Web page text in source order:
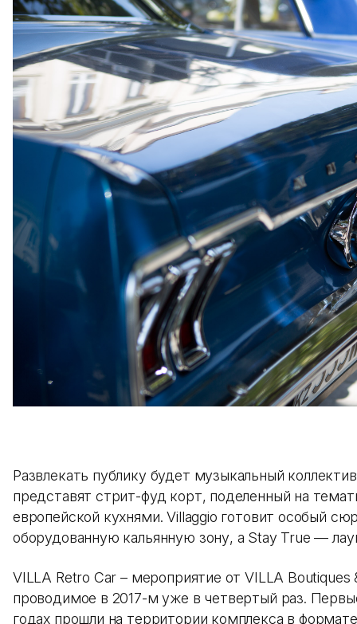
Развлекать публику будет музыкальный
представят стрит-фуд корт, поделенный на
европейской кухнями. Villaggio готовит особый
оборудованную кальянную зону, а Stay True —
VILLA Retro Car – мероприятие от VILLA
проводимое в 2017-м уже в четвертый раз.
годах прошли на территории комплекса в